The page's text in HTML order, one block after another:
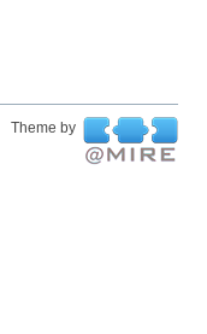
Theme by